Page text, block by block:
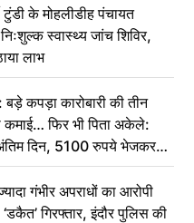
के मोहलीडीह पंचायत
स्वास्थ्य जांच शिविर,
लाभ
कपड़ा कारोबारी की तीन
कमाई… फिर भी पिता अकेले:
दिन, 5100 रुपये भेजकर
कर दीजिए हम नहीं आ पाएंगे
गंभीर अपराधों का आरोपी
गिरफ्तार, इंदौर पुलिस की